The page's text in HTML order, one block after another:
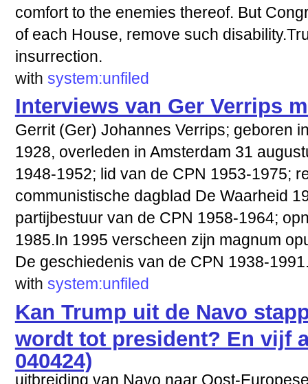
comfort to the enemies thereof. But
of each House, remove such
insurrection.
with system:unfiled
Interviews van Ger Verrips
Gerrit (Ger) Johannes Verrips; geboren
1928, overleden in Amsterdam 31
1948-1952; lid van de CPN 1953-1975;
communistische dagblad De Waarheid
partijbestuur van de CPN 1958-1964;
1985.In 1995 verscheen zijn magnum
De geschiedenis van de CPN 1938-
with system:unfiled
Kan Trump uit de Navo
wordt tot president? En vijf
040424)
uitbreiding van Navo naar Oost-